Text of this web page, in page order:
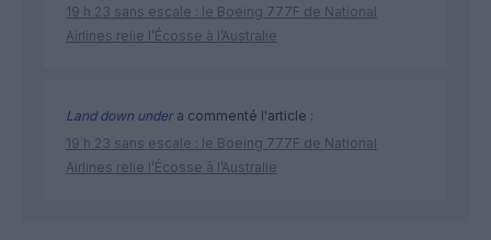
19 h 23 sans escale : le Boeing 777F de National
Airlines relie l’Écosse à l’Australie
Land down undera commenté l'article :
19 h 23 sans escale : le Boeing 777F de National
Airlines relie l’Écosse à l’Australie